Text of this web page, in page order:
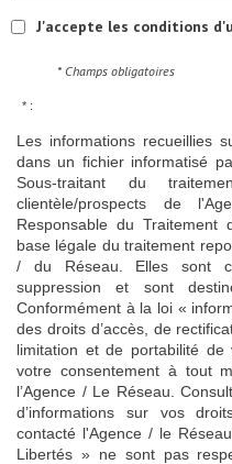
J'accepte les conditions
* Champs obligatoires
* :
Les informations recueillies
dans un fichier informatisé
Sous-traitant du
clientèle/prospects de
Responsable du Traitement
base légale du traitement
/ du Réseau. Elles sont
suppression et sont
Conformément à la loi «
des droits d’accès, de
limitation et de portabilité de
votre consentement à tout
l’Agence / Le Réseau.
d’informations sur vos
contacté l'Agence / le
Libertés » ne sont pas